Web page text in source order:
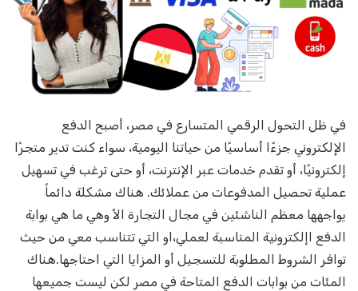
في ظل التحول الرقمي المتسارع في مصر، أصبح الدفع
الإلكتروني جزءًا أساسيًا من حياتنا اليومية، سواء كنت تدير متجرًا
إلكترونيًا، أو تقدم خدمات عبر الإنترنت، أو حتى ترغب في تسهيل
عملية تحصيل المدفوعات من عملائك. هناك مشكلة دائماً
يواجهها معظم الناشئين في مجال التجارة الأ وهي ما هي بوابة
الدفع اإلكترونية المناسبة لعملي،او التي تتناسب معي من حيث
توافر الشروط المطلوبة للتسجيل أو المزايا التي احتاجها.هناك
المئات من بوابات الدفع المتاحة في مصر لكن ليست جميعها